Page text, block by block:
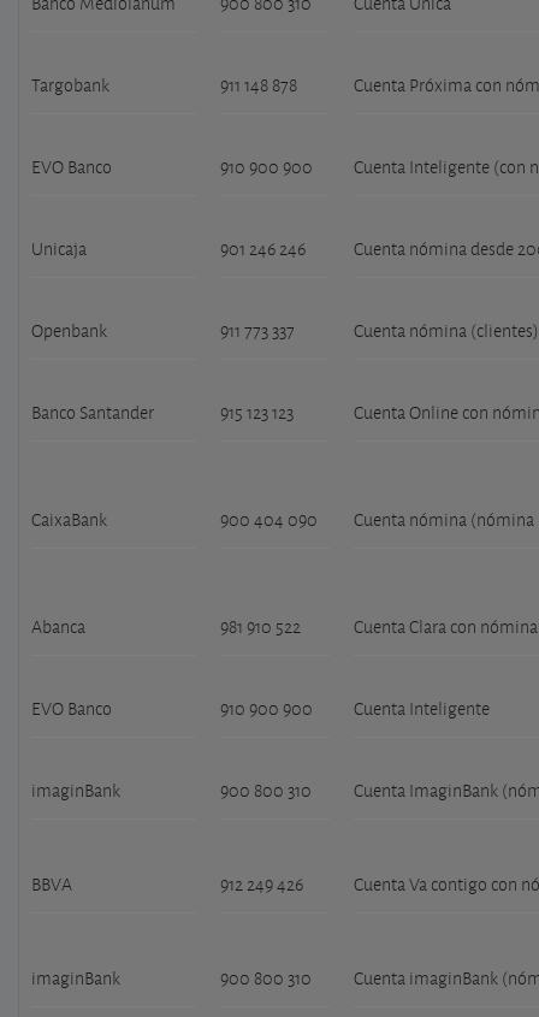
Targobank 911 148 878 Cuenta Próxima con
EVO Banco 910 900 900 Cuenta Inteligente (con
Unicaja 901 246 246 Cuenta nómina desde
Openbank 911 773 337 Cuenta nómina (clientes)
Banco Santander 915 123 123 Cuenta Online con
CaixaBank 900 404 090 Cuenta nómina
Abanca 981 910 522 Cuenta Clara con
EVO Banco 910 900 900 Cuenta Inteligente
imaginBank 900 800 310 Cuenta ImaginBank
BBVA 912 249 426 Cuenta Va contigo con
imaginBank 900 800 310 Cuenta imaginBank